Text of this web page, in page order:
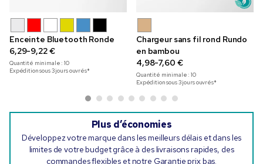
Enceinte Bluetooth Ronde
6,29-9,22 €
Quantité minimale :10
Expédition sous 3 jours ouvrés*
Chargeur sans fil rond Rundo
en bambou
4,98-7,60 €
Quantité minimale :10
Expédition sous 3 jours ouvrés*
Plus d’économies
Développez votre marque dans les meilleurs délais et dans les
limites de votre budget grâce à des livraisons rapides, des
commandes flexibles et notre Garantie prix bas.